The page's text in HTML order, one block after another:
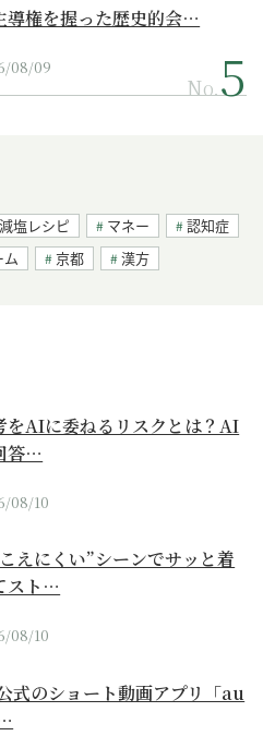
導権を握った歴史的会…
08/09
No.
減塩レシピ マネー
認知症
ム 京都 漢方
をAIに委ねるリスクとは？AI
答…
08/10
えにくい”シーンでサッと着
スト…
08/10
式のショート動画アプリ「au